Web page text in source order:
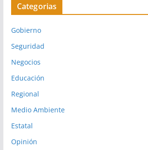
Categorias
Gobierno
Seguridad
Negocios
Educación
Regional
Medio Ambiente
Estatal
Opinión